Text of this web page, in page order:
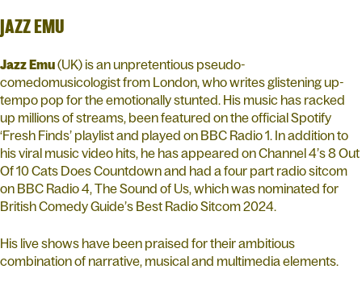
JAZZ EMU
Jazz Emu(UK) is an unpretentious pseudo-
comedomusicologist from London, who writes glistening up-
tempo pop for the emotionally stunted. His music has racked
up millions of streams, been featured on the official Spotify
‘Fresh Finds’ playlist and played on BBC Radio 1. In addition to
his viral music video hits, he has appeared on Channel 4’s 8 Out
Of 10 Cats Does Countdown and had a four part radio sitcom
on BBC Radio 4, The Sound of Us, which was nominated for
British Comedy Guide’s Best Radio Sitcom 2024.
His live shows have been praised for their ambitious
combination of narrative, musical and multimedia elements.